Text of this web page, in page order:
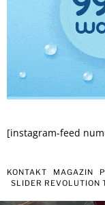
[instagram-feed
KONTAKT MAGAZIN
SLIDER REVOLUTION